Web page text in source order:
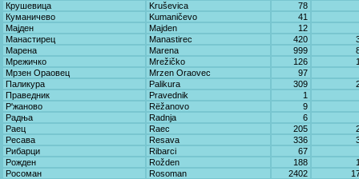
Крушевица
Kruševica
78
Куманичево
Kumaničevo
41
Мајден
Majden
12
Манастирец
Manastirec 420
Марена
Marena 999
Мрежичко
Mrežičko 126
Мрзен Ораовец
Mrzen Oraovec
97
Паликура
Palikura 309
Праведник
Pravednik
1
Р'жаново
Rëžanovo
9
Радња
Radnja
6
Раец
Raec 205
Ресава
Resava 336
Рибарци
Ribarci
67
Рожден
Rožden 188
Росоман
Rosoman 2402